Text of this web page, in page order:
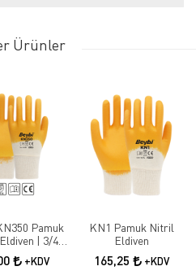
Ürünler
Pamuk
| 3/4
İş
+KDV
KN1 Pamuk Nitril
Eldiven
165,25 +KDV